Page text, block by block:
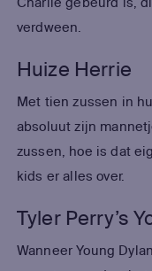
verdween.
Huize Herrie
Met tien zussen in
absoluut zijn
zussen, hoe is dat
kids er alles over.
Tyler Perry’s
Wanneer Young